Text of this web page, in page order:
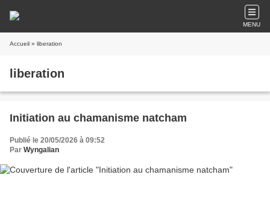
MENU
Accueil » liberation
liberation
Initiation au chamanisme natcham
Publié le 20/05/2026 à 09:52
Par Wyngalian